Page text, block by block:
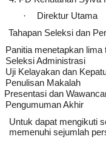
·
Direktur Utama
Tahapan Seleksi dan
Panitia menetapkan
Seleksi Administrasi
Uji Kelayakan dan
Penulisan Makalah
Presentasi dan
Pengumuman Akhir
Untuk dapat mengikuti
memenuhi sejumlah